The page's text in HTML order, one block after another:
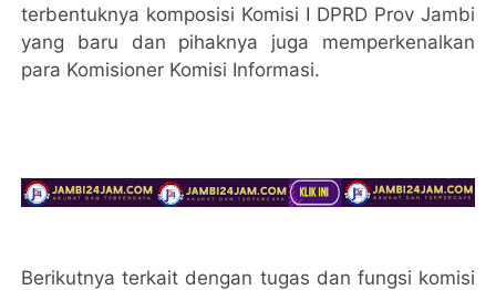
terbentuknya komposisi Komisi I DPRD Prov Jambi
yang baru dan pihaknya juga memperkenalkan
para Komisioner Komisi Informasi.
Berikutnya terkait dengan tugas dan fungsi komisi